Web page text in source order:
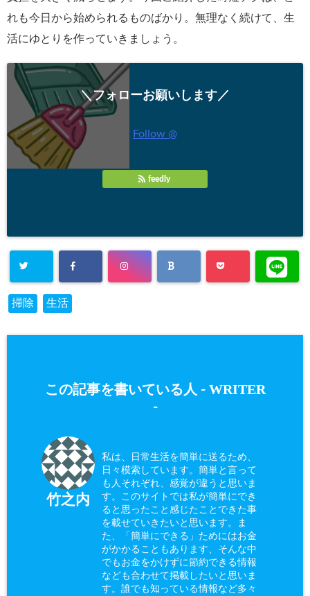
れも今日から始められるものばかり。無理なく続けて、生
活にゆとりを作っていきましょう。
＼フォローお願いします／
Follow @
feedly
掃除 生活
この記事を書いている人 - WRITER
-
竹之内
私は、日常生活を簡単に送るため、
日々模索しています。簡単と言って
も人それぞれ、感覚が違うと思いま
す。このサイトでは私が簡単にでき
ると思ったこと感じたことできた事
を載せていきたいと思います。ま
た、「簡単にできる」ためにはお金
がかかることもあります、そんな中
でもお金をかけずに節約できる情報
なども合わせて掲載したいと思いま
す。誰でも知っている情報など多々